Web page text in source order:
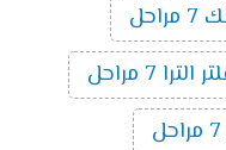
الترا 7 مراحل